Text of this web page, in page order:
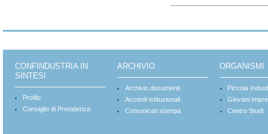
CONFINDUSTRIA IN
SINTESI
Profilo
Consiglio di Presidenza
ARCHIVIO
Archivio documenti
Accordi istituzionali
Comunicati stampa
ORGANISMI
Piccola
Giovani
Centro Studi